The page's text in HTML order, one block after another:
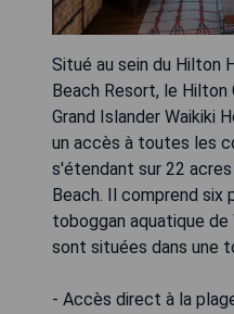
Situé au sein du Hilton
Beach Resort, le Hilton
Grand Islander Waikiki
un accès à toutes les
s'étendant sur 22
Beach. Il comprend six
toboggan aquatique de
sont situées dans une
- Accès direct à la